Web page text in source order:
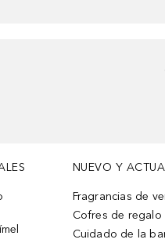
NUEVO Y
Fragrancias de
Cofres de regalo
Cuidado de la